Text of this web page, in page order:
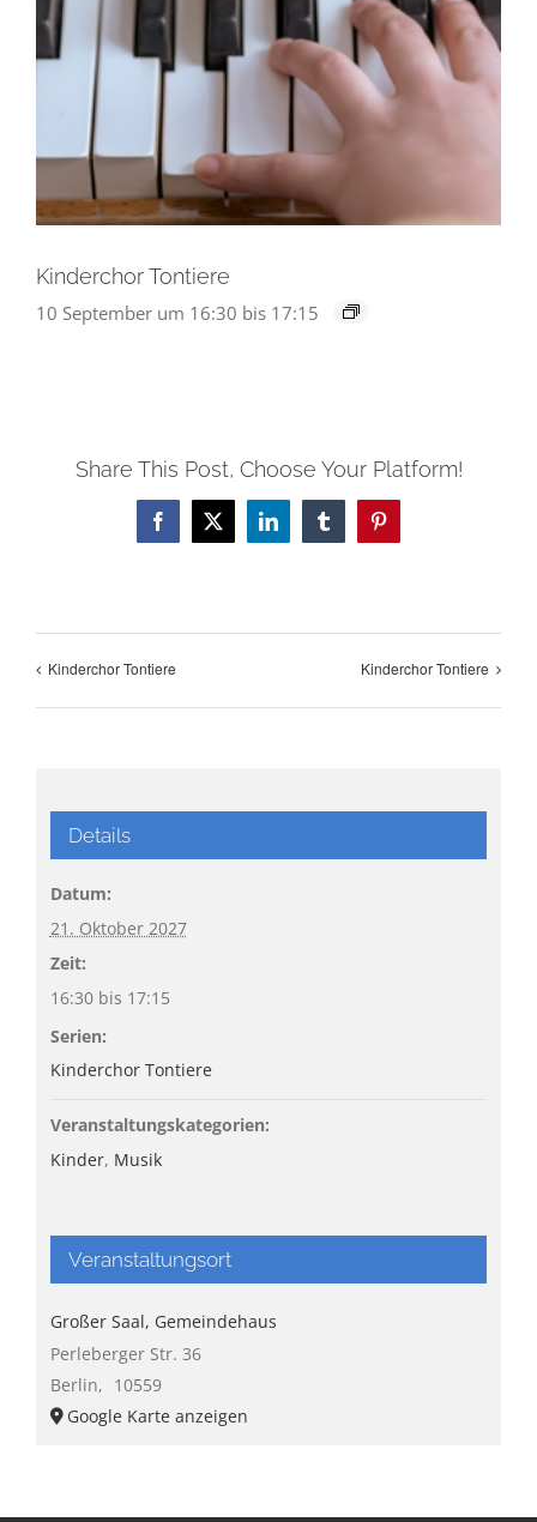
Kinderchor Tontiere
10 September um 16:30 bis 17:15
Share This Post, Choose Your Platform!
Facebook
X LinkedInTumblrPinterest
Kinderchor Tontiere Kinderchor Tontiere
Details
Datum:
21. Oktober 2027
Zeit:
16:30 bis 17:15
Serien:
Kinderchor Tontiere
Veranstaltungskategorien:
Kinder, Musik
Veranstaltungsort
Großer Saal, Gemeindehaus
Perleberger Str. 36
Berlin, 10559
Google Karte anzeigen